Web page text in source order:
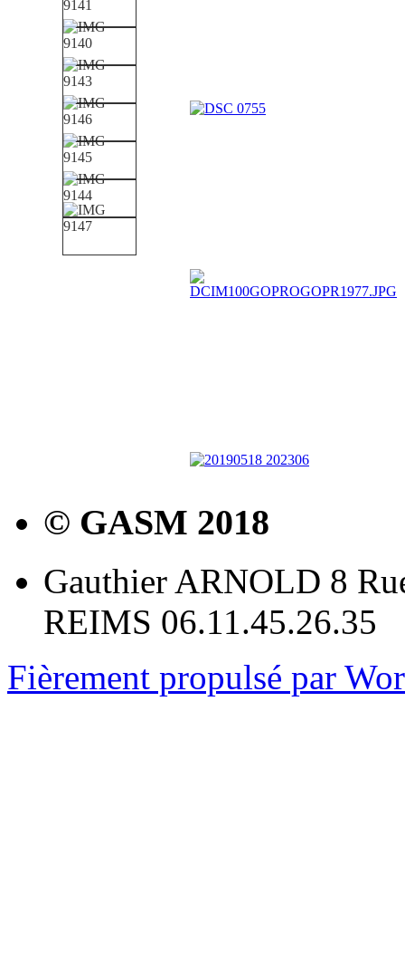
© GASM 2018
Gauthier ARNOLD 8
REIMS 06.11.45.26.35
Fièrement propulsé par